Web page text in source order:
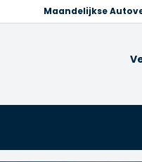
Maandelijkse